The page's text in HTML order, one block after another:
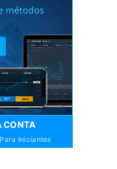
CONTA
Iniciantes